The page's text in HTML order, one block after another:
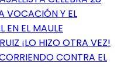
VOCACIÓN Y EL
EN EL MAULE
¡LO HIZO OTRA VEZ!
CONTRA EL